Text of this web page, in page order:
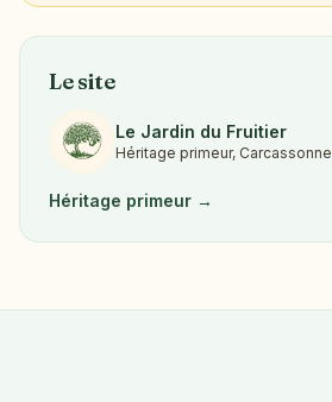
Le site
Le Jardin du Fruitier
Héritage primeur, Carcassonne
Héritage primeur →